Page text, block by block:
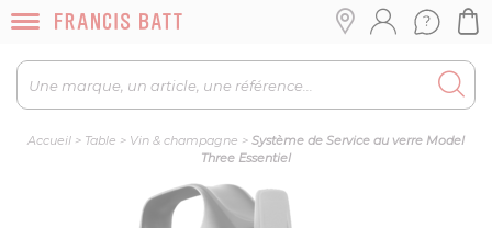
Accueil > Table > Vin & champagne > Système de Service au verre Model
Three Essentiel